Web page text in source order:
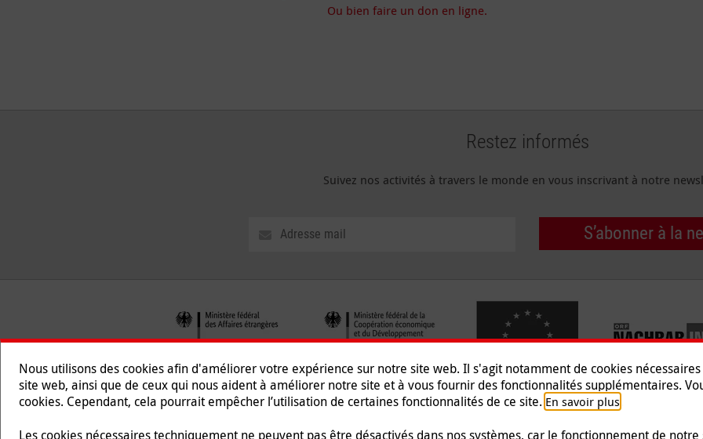
Ou bien faire un don en ligne.
Restez informés
Suivez nos activités à travers le monde en vous inscrivant à notre
S’abonner à la
Suivez-nous
Nous utilisons des cookies afin d'améliorer votre expérience sur notre site web. Il s'agit notamment de cookies
site web, ainsi que de ceux qui nous aident à améliorer notre site et à vous fournir des fonctionnalités supplémentaires.
cookies. Cependant, cela pourrait empêcher l’utilisation de certaines fonctionnalités de ce site. En savoir plus.
Les cookies nécessaires techniquement ne peuvent pas être désactivés dans nos systèmes, car le fonctionnement de